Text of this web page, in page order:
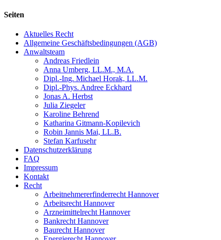
Seiten
Aktuelles Recht
Allgemeine Geschäftsbedingungen (AGB)
Anwaltsteam
Andreas Friedlein
Anna Umberg, LL.M., M.A.
Dipl.-Ing. Michael Horak, LL.M.
Dipl.-Phys. Andree Eckhard
Jonas A. Herbst
Julia Ziegeler
Karoline Behrend
Katharina Gitmann-Kopilevich
Robin Jannis Mai, LL.B.
Stefan Karfusehr
Datenschutzerklärung
FAQ
Impressum
Kontakt
Recht
Arbeitnehmererfinderrecht Hannover
Arbeitsrecht Hannover
Arzneimittelrecht Hannover
Bankrecht Hannover
Baurecht Hannover